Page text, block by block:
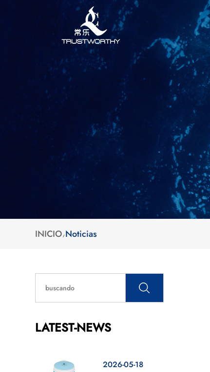
INICIO / Noticias
LATEST-NEWS
2026-05-18